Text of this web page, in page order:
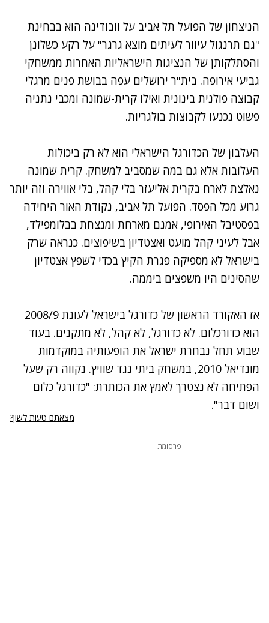
הניצחון של הפועל תל אביב על וובודינה הוא בבחינת
"גם תרנגול עיוור לעיתים מוצא גרגר" על רקע כשלונן
והסתלקותן של הנציגות הישראליות האחרות ממשחקי
גביעי אירופה. בית"ר ירושלים עפה בבושת פנים מרגלי
קבוצה פולנית בינונית ואילו קרית-שמונה ומכבי נתניה
פשוט נכנעו לקבוצות בולגריות.
העלבון של הכדורגל הישראלי הוא לא רק ביכולות
העלובות אלא גם במה שמסביב למשחק. קרית שמונה
נאלצת לארח בקרית אליעזר בלי קהל, בלי אווירה וזה יותר
גרוע מכל הפסד. הפועל תל אביב, נקודת האור היחידה
בפסטיבל האירופי, אמנם מארחת ומנצחת בבלומפילד,
אבל לעיני קהל מועט ואצטדיון בשיפוצים. כנראה שרק
בישראל לא מספיקה פגרת הקיץ בכדי לשפץ אצטדיון
שהסינים היו משפצים ביממה.
אז האקורד הראשון של כדורגל בישראל לעונת 2008/9
הוא כדורכלום. לא כדורגל, לא קהל, לא מתקנים. בעוד
שבוע תחל נבחרת ישראל את הופעותיה במוקדמות
מונדיאל 2010, במשחק ביתי נגד שוויץ. נקווה רק שעל
הפתיחה לא נצטרך לאמץ את הכותרת: "כדורגל כלום
ושום דבר".
מצאתם טעות לשון?
פרסומת